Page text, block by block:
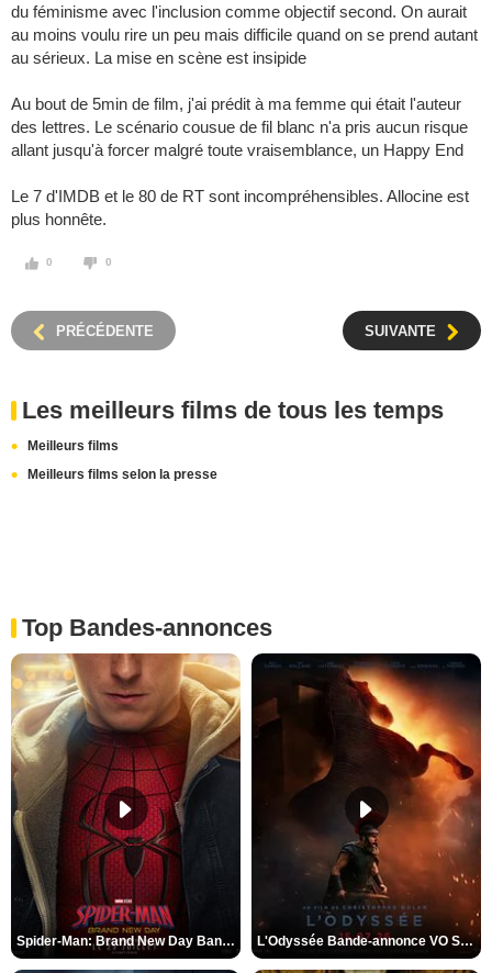
du féminisme avec l'inclusion comme objectif second. On aurait
au moins voulu rire un peu mais difficile quand on se prend autant
au sérieux. La mise en scène est insipide
Au bout de 5min de film, j'ai prédit à ma femme qui était l'auteur
des lettres. Le scénario cousue de fil blanc n'a pris aucun risque
allant jusqu'à forcer malgré toute vraisemblance, un Happy End
Le 7 d'IMDB et le 80 de RT sont incompréhensibles. Allocine est
plus honnête.
0 0
PRÉCÉDENTE SUIVANTE
Les meilleurs films de tous les temps
Meilleurs films
Meilleurs films selon la presse
Top Bandes-annonces
Spider-Man: Brand New Day Bande-annonce VO STFR L'Odyssée Bande-annonce VO STFR